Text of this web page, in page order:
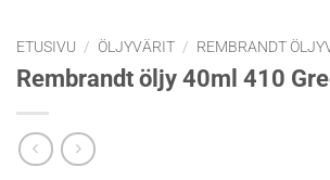
ETUSIVU / ÖLJYVÄRIT / REMBRANDT
Rembrandt öljy 40ml 410